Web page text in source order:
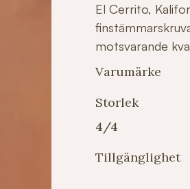
El Cerrito,
motsvarande
Varumärke
Storlek
4/4
Tillgänglighet